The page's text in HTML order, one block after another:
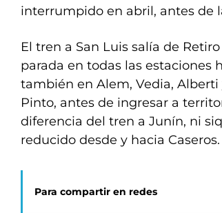
interrumpido en abril, antes de
El tren a San Luis salía de
parada en todas las estaciones
también en Alem, Vedia,
Pinto, antes de ingresar a
diferencia del tren a Junín, ni
reducido desde y hacia
Para compartir en redes